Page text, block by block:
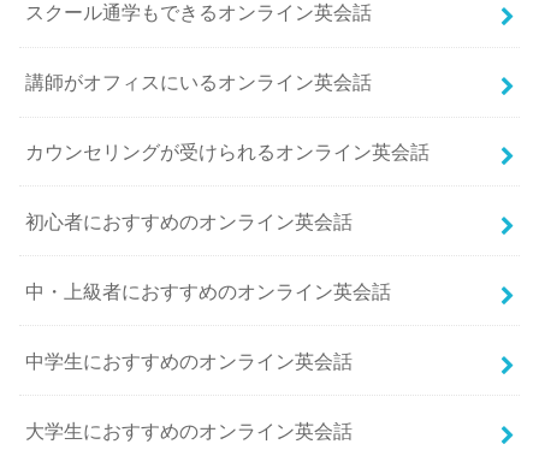
スクール通学もできるオンライン英会話
講師がオフィスにいるオンライン英会話
カウンセリングが受けられるオンライン英会話
初心者におすすめのオンライン英会話
中・上級者におすすめのオンライン英会話
中学生におすすめのオンライン英会話
大学生におすすめのオンライン英会話